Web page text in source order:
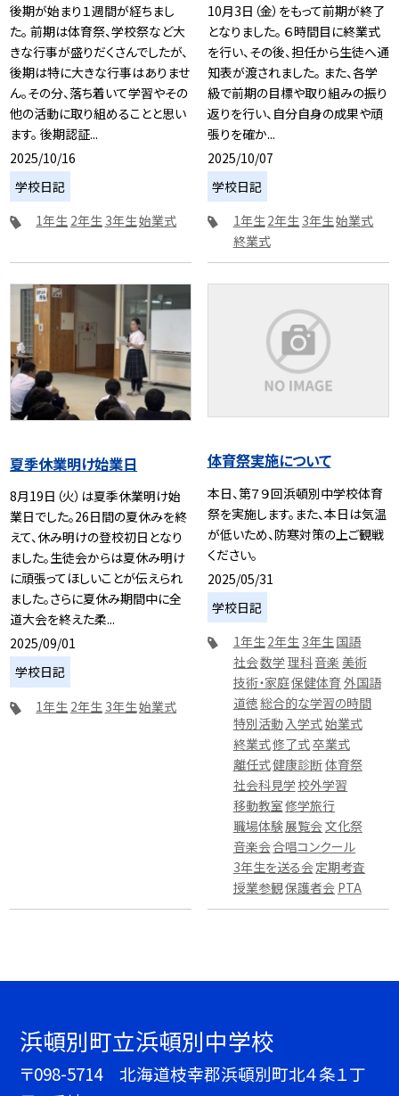
後期が始まり１週間が経ちまし
た。 前期は体育祭、学校祭など大
きな行事が盛りだくさんでしたが、
後期は特に大きな行事はありませ
ん。その分、落ち着いて学習やその
他の活動に取り組めることと思い
ます。 後期認証...
2025/10/16
学校日記
1年生 2年生 3年生始業式
10月3日（金）をもって前期が終了
となりました。 ６時間目に終業式
を行い、その後、担任から生徒へ通
知表が渡されました。 また、各学
級で前期の目標や取り組みの振り
返りを行い、自分自身の成果や頑
張りを確か...
2025/10/07
学校日記
1年生2年生 3年生始業式
終業式
夏季休業明け始業日
8月19日（火）は夏季休業明け始
業日でした。26日間の夏休みを終
えて、休み明けの登校初日となり
ました。生徒会からは夏休み明け
に頑張ってほしいことが伝えられ
ました。さらに夏休み期間中に全
道大会を終えた柔...
2025/09/01
学校日記
1年生 2年生 3年生始業式
体育祭実施について
本日、第７９回浜頓別中学校体育
祭を実施します。また、本日は気温
が低いため、防寒対策の上ご観戦
ください。
2025/05/31
学校日記
1年生2年生 3年生国語
社会数学 理科音楽 美術
技術・家庭保健体育 外国語
道徳総合的な学習の時間
特別活動入学式始業式
終業式修了式卒業式
離任式健康診断体育祭
社会科見学 校外学習
移動教室修学旅行
職場体験展覧会文化祭
音楽会合唱コンクール
3年生を送る会定期考査
授業参観保護者会 PTA
浜頓別町立浜頓別中学校
〒098-5714 北海道枝幸郡浜頓別町北４条１丁